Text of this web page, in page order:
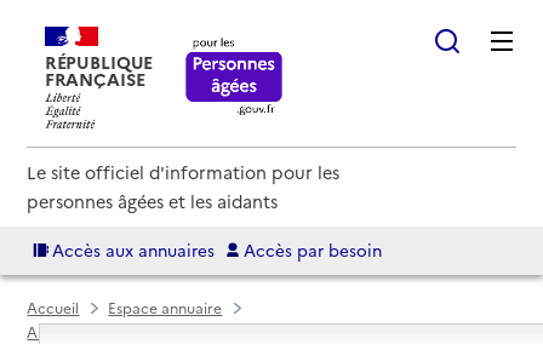
RÉPUBLIQUE
FRANÇAISE
Le site officiel d'information pour les
personnes âgées et les aidants
Accès aux annuaires Accès par besoin
Accueil
Espace annuaire
Annuaire EHPAD et maisons de retraite